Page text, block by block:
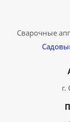
Сварочные
г.